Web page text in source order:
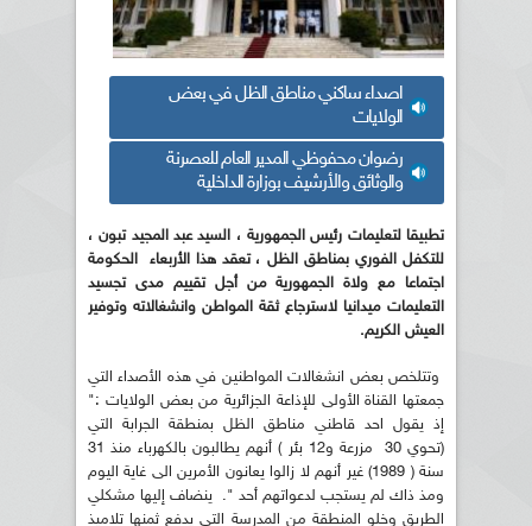
اصداء ساكني مناطق الظل في بعض
الولايات
رضوان محفوظي المدير العام للعصرنة
والوثائق والأرشيف بوزارة الداخلية
تطبيقا لتعليمات رئيس الجمهورية ، السيد عبد المجيد تبون ،
للتكفل الفوري بمناطق الظل ، تعقد هذا الأربعاء الحكومة
اجتماعا مع ولاة الجمهورية من أجل تقييم مدى تجسيد
التعليمات ميدانيا لاسترجاع ثقة المواطن وانشغالاته وتوفير
العيش الكريم.
وتتلخص بعض انشغالات المواطنين في هذه الأصداء التي
جمعتها القناة الأولى للإذاعة الجزائرية من بعض الولايات :"
إذ يقول احد قاطني مناطق الظل بمنطقة الجرابة التي
(تحوي 30 مزرعة و12 بئر ) أنهم يطالبون بالكهرباء منذ 31
سنة ( 1989) غير أنهم لا زالوا يعانون الأمرين الى غاية اليوم
ومذ ذاك لم يستجب لدعواتهم أحد ". ينضاف إليها مشكلي
الطريق وخلو المنطقة من المدرسة التي يدفع ثمنها تلاميذ